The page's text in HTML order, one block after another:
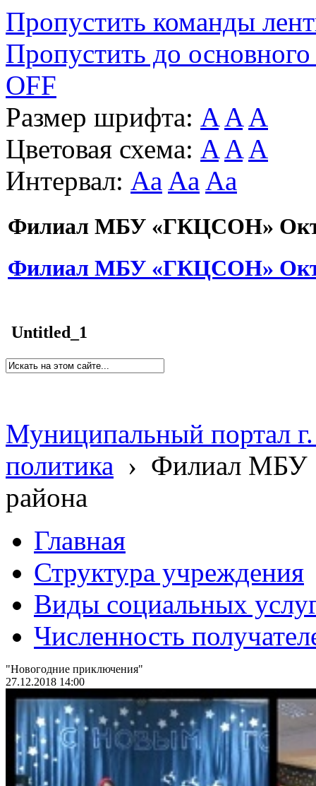
Пропустить команды
Пропустить до основного
OFF
Размер шрифта: A A A
Цветовая схема: A A A
Интервал: Aa Aa Aa
Филиал МБУ «ГКЦСОН»
Филиал МБУ «ГКЦСОН»
Untitled_1
Муниципальный портал
политика › Филиал МБУ
района
Главная
Структура учреждения
Виды социальных
Численность
"Новогодние приключения"
27.12.2018 14:00